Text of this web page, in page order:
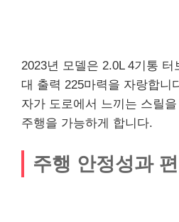
2023년 모델은 2.0L 4기통
대 출력 225마력을 자랑합니
자가 도로에서 느끼는 스릴
주행을 가능하게 합니다.
주행 안정성과